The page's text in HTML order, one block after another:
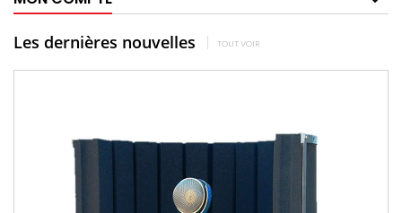
Les dernières nouvelles TOUT VOIR